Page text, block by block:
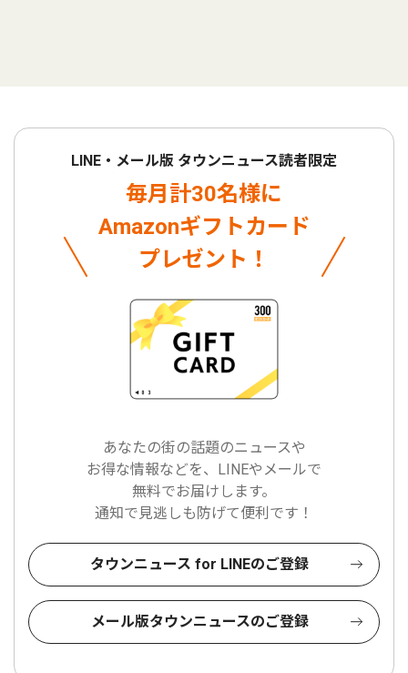
LINE・メール版 タウンニュース読者限定
毎月計30名様に
Amazonギフトカード
プレゼント！
あなたの街の話題のニュースや
お得な情報などを、LINEやメールで
無料でお届けします。
通知で見逃しも防げて便利です！
タウンニュース for LINEのご登録
メール版タウンニュースのご登録